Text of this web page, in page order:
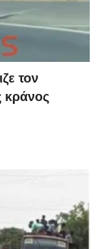
τον
κράνος